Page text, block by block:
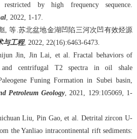
restricted by high frequency sequence.
, 2022, 1-17.
,等.苏北盆地金湖凹陷三河次凹有效烃源
与工程, 2022, 22(16):6463-6473.
Jin, Jin Lai, et al. Fractal behaviors of
and centrifugal T2 spectra in oil shale
Funing Formation in Subei basin,
Petroleum Geology, 2021, 129:105069, 1-
Liu, Pin Gao, et al. Detrital zircon U-
the Yanliao intracontinental rift sediments: